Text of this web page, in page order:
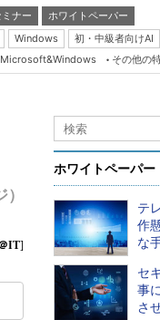
ミナー
ホワイトペーパー
Windows 初・中級者向けAI
& Storage
Expert
＆ OSS
of IP Network
& Trust
Microsoft&Windows その他の
IT]
ホワイトペーパー
テ
作
な
セ
事
さ